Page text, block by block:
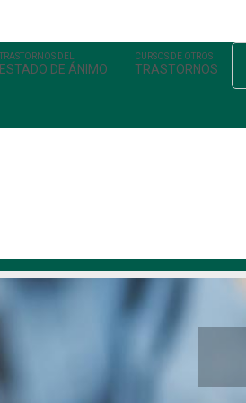
ESTADO DE ÁNIMO TRASTORNOS